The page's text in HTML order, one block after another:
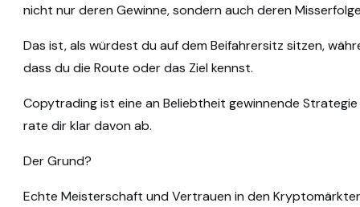
nicht nur deren Gewinne, sondern auch deren
Das ist, als würdest du auf dem Beifahrersitz sitzen,
dass du die Route oder das Ziel kennst.
Copytrading ist eine an Beliebtheit gewinnende
rate dir klar davon ab.
Der Grund?
Echte Meisterschaft und Vertrauen in den